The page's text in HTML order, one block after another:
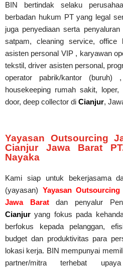
BIN bertindak selaku
berbadan hukum PT yang legal
juga penyediaan serta
satpam, cleaning service, office
asisten personal VIP , karyawan
tekstil, driver asisten personal,
operator pabrik/kantor
housekeeping rumah sakit,
door, deep collector di Cianjur,
Yayasan Outsourcing
Cianjur Jawa Barat
Nayaka
Kami siap untuk bekerjasama
(yayasan) Yayasan
Jawa Barat
dan penyalur
Cianjur yang fokus pada
berfokus kepada pelanggan,
budget dan produktivitas para
lokasi kerja. BIN mempunyai
partner/mitra terhebat